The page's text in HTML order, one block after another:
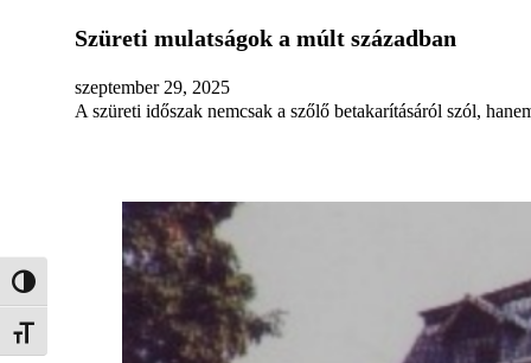
Nagy kontraszt váltása
Betűméret váltása
Szüreti mulatságok a múlt században
szeptember 29, 2025
A szüreti időszak nemcsak a szőlő betakarításáról szól,